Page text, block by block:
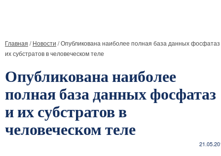
Главная /Новости /Опубликована наиболее полная база данных
их субстратов в человеческом теле
Опубликована наиболее
полная база данных фосфатаз
и их субстратов в
человеческом теле